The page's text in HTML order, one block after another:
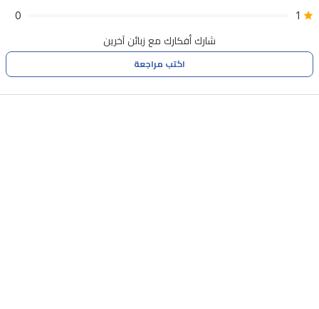
1
0
شارك أفكارك مع زبائن آخرين
اكتب مراجعة